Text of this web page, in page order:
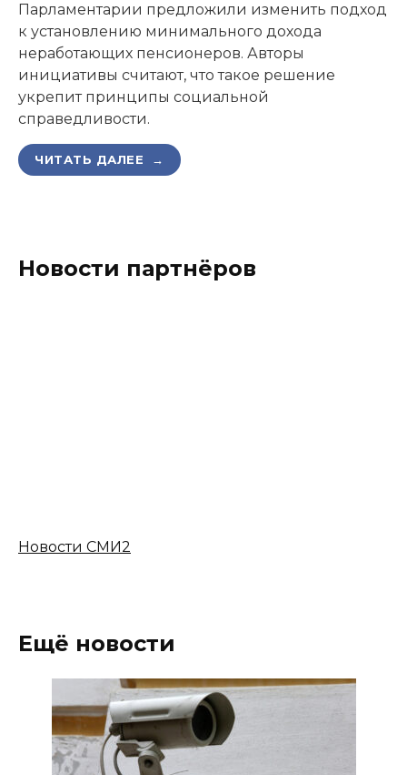
Парламентарии предложили изменить подход
к установлению минимального дохода
неработающих пенсионеров. Авторы
инициативы считают, что такое решение
укрепит принципы социальной
справедливости.
ЧИТАТЬ ДАЛЕЕ →
Новости партнёров
Новости СМИ2
Ещё новости